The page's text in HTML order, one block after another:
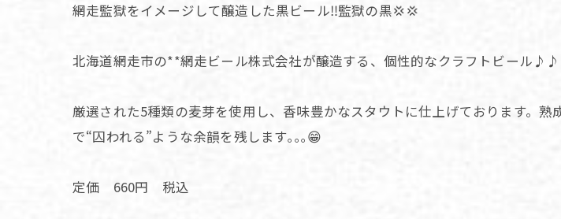
網走監獄をイメージして醸造した黒ビール‼️監獄の黒💢💢
北海道網走市の**網走ビール株式会社が醸造する、個性的なクラフトビール♪♪
厳選された5種類の麦芽を使用し、香味豊かなスタウトに仕上げております。
で“囚われる”ような余韻を残します｡｡｡😁
定価 660円 税込